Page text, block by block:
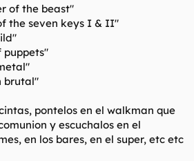
of the beast"
the seven keys I & II"
puppets"
brutal"
pontelos en el walkman que
y escuchalos en el
en los bares, en el super, etc etc